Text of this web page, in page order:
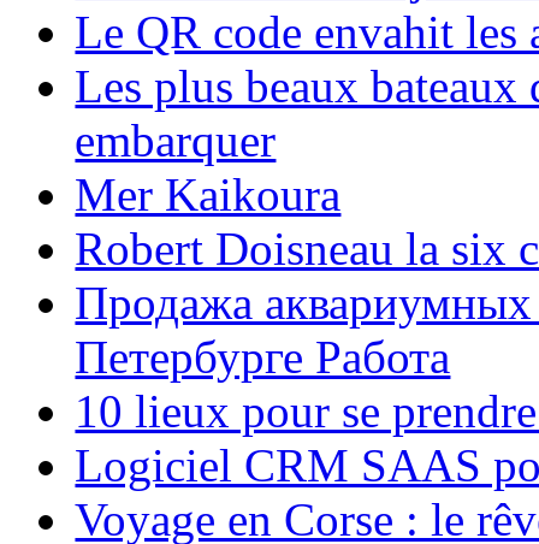
Le QR code envahit les
Les plus beaux bateaux
embarquer
Mer Kaikoura
Robert Doisneau la six
Продажа аквариумных
Петербурге Работа
10 lieux pour se
Logiciel CRM SAAS
Voyage en Corse : le